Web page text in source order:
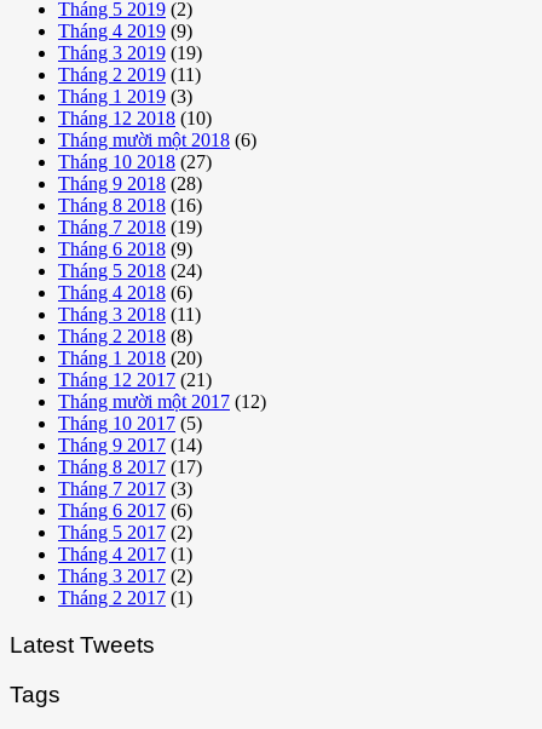
Tháng 5 2019 (2)
Tháng 4 2019 (9)
Tháng 3 2019 (19)
Tháng 2 2019 (11)
Tháng 1 2019 (3)
Tháng 12 2018 (10)
Tháng mười một 2018 (6)
Tháng 10 2018 (27)
Tháng 9 2018 (28)
Tháng 8 2018 (16)
Tháng 7 2018 (19)
Tháng 6 2018 (9)
Tháng 5 2018 (24)
Tháng 4 2018 (6)
Tháng 3 2018 (11)
Tháng 2 2018 (8)
Tháng 1 2018 (20)
Tháng 12 2017 (21)
Tháng mười một 2017 (12)
Tháng 10 2017 (5)
Tháng 9 2017 (14)
Tháng 8 2017 (17)
Tháng 7 2017 (3)
Tháng 6 2017 (6)
Tháng 5 2017 (2)
Tháng 4 2017 (1)
Tháng 3 2017 (2)
Tháng 2 2017 (1)
Latest Tweets
Tags